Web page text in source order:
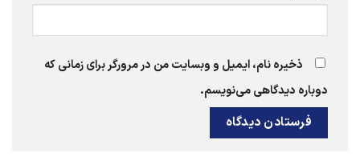
ذخیره نام، ایمیل و وبسایت من در مرورگر برای زمانی که
دوباره دیدگاهی می‌نویسم.